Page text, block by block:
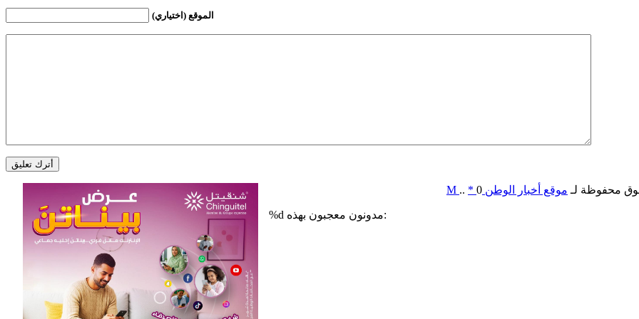
الموقع (اختياري)
M .. * محفوظة لـ موقع أخبار الوطن 0
%d مدونون معجبون بهذه: